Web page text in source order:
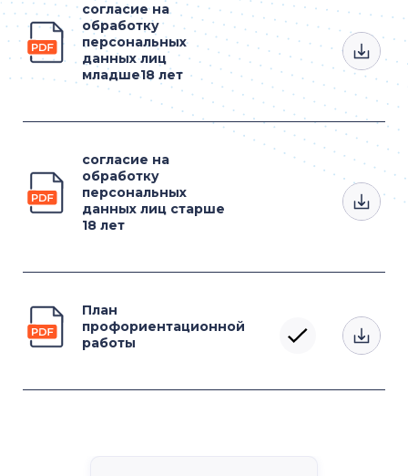
согласие на
обработку
персональных
данных лиц
младше18 лет
согласие на
обработку
персональных
данных лиц старше
18 лет
План
профориентационной
работы